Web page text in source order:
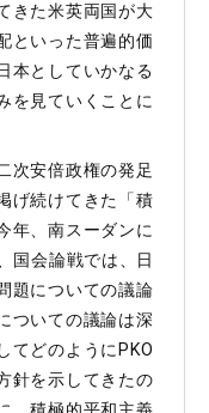
きた米英両国が大
といった普遍的価
本としていかなる
を見ていくことに
次安倍政権の発足
げ続けてきた「積
年、南スーダンに
国会論戦では、日
題についての議論
ついての議論は深
てどのようにPKO
針を示してきたの